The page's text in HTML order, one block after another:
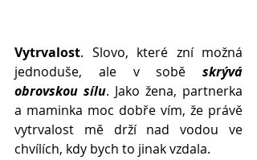
Vytrvalost. Slovo, které zní možná
jednoduše, ale v sobě skrývá
obrovskou sílu. Jako žena, partnerka
a maminka moc dobře vím, že právě
vytrvalost mě drží nad vodou ve
chvílích, kdy bych to jinak vzdala.